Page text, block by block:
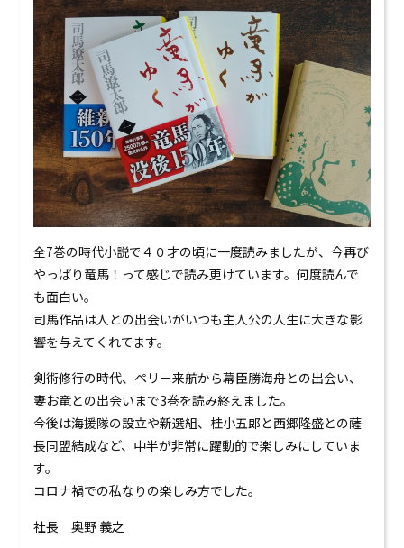
全7巻の時代小説で４０才の頃に一度読みましたが、今再び
やっぱり竜馬！って感じで読み更けています。何度読んで
も面白い。
司馬作品は人との出会いがいつも主人公の人生に大きな影
響を与えてくれてます。
剣術修行の時代、ペリー来航から幕臣勝海舟との出会い、
妻お竜との出会いまで3巻を読み終えました。
今後は海援隊の設立や新選組、桂小五郎と西郷隆盛との薩
長同盟結成など、中半が非常に躍動的で楽しみにしていま
す。
コロナ禍での私なりの楽しみ方でした。
社長 奥野 義之